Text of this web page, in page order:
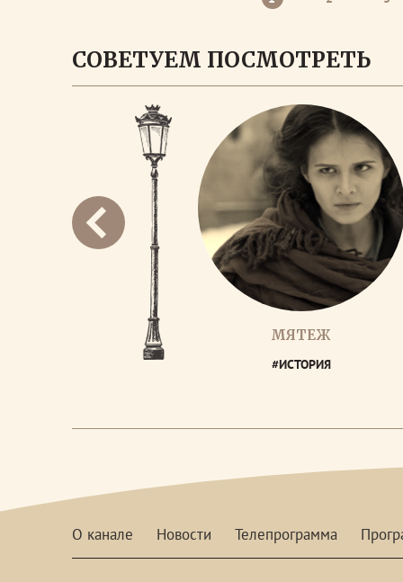
СОВЕТУЕМ ПОСМОТРЕТЬ
МЯТЕЖ
#ИСТОРИЯ
О канале Новости Телепрограмма